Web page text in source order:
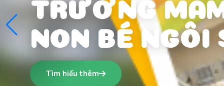
HỌC MÀ
CHƠI MÀ HỌC
Tìm hiểu thêm